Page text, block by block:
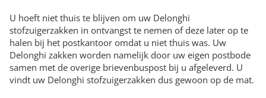
U hoeft niet thuis te blijven om uw Delonghi
stofzuigerzakken in ontvangst te nemen of deze later op te
halen bij het postkantoor omdat u niet thuis was. Uw
Delonghi zakken worden namelijk door uw eigen postbode
samen met de overige brievenbuspost bij u afgeleverd. U
vindt uw Delonghi stofzuigerzakken dus gewoon op de mat.